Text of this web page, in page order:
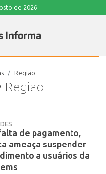
de 2026
Região
Região
de pagamento,
ameaça suspender
a usuários da